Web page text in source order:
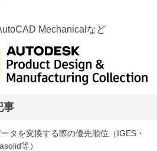
Mechanicalなど
事
タを変換する際の優先順位（IGES・
等）